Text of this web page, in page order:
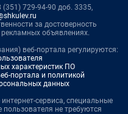
729-94-90 доб. 3335,
за достоверность
объявлениях.
веб-портала регулируются:
характеристик ПО
портала и политикой
данных
сервиса, специальные
пользователя не требуются